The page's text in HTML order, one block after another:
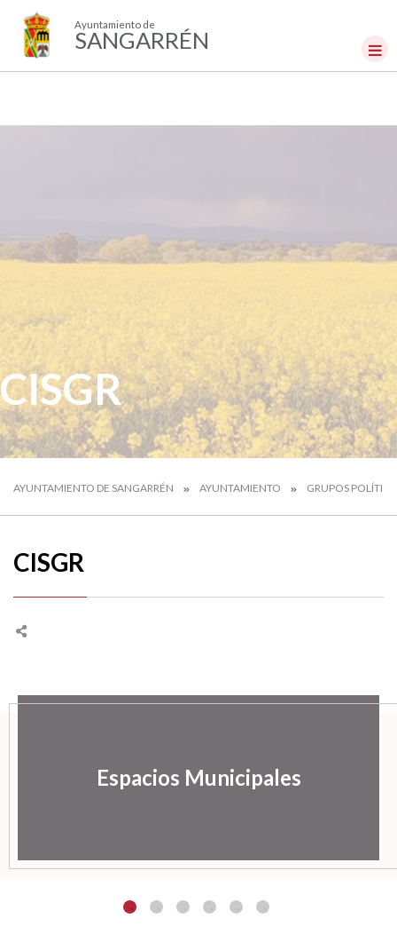
Ayuntamiento de
SANGARRÉN
CISGR
AYUNTAMIENTO DE SANGARRÉN AYUNTAMIENTO GRUPOS
CISGR
Espacios Municipales